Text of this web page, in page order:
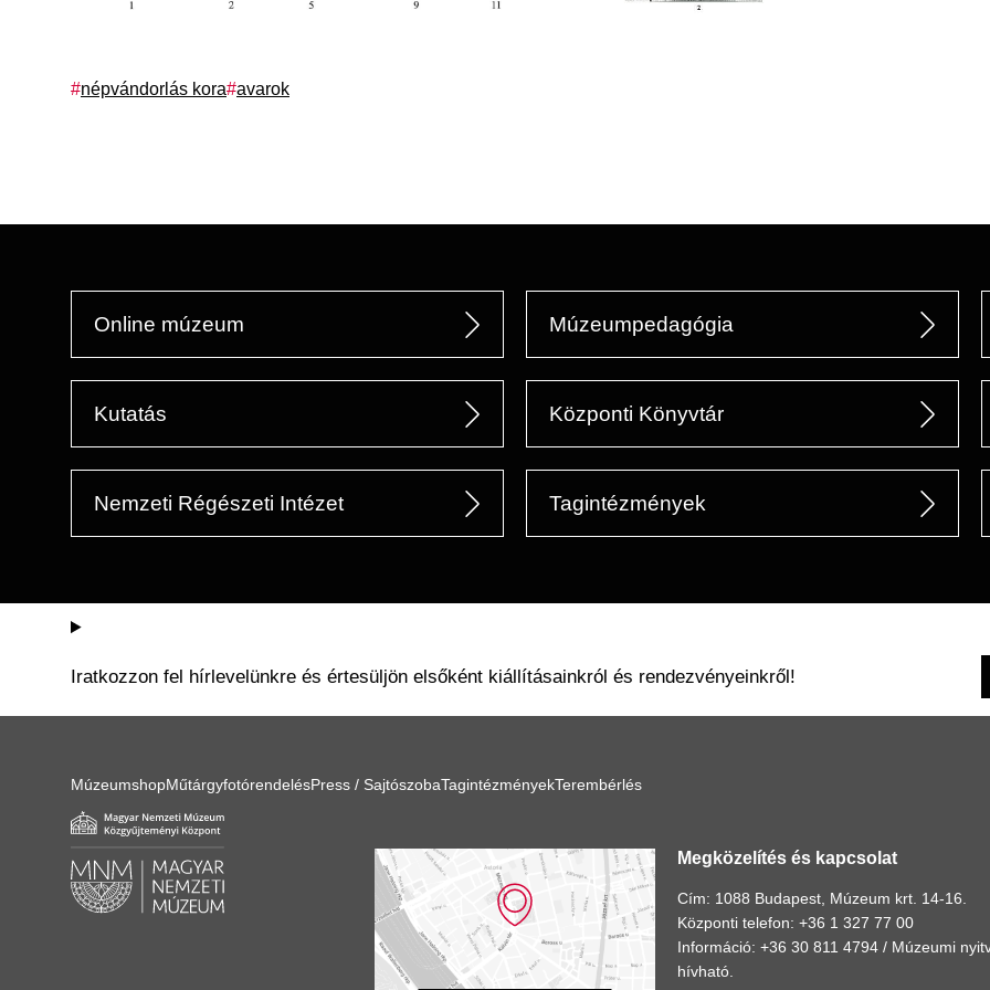
Címkék
népvándorlás kora avarok
Online múzeum Múzeumpedagógia
Kutatás Központi Könyvtár
Nemzeti Régészeti Intézet Tagintézmények
Iratkozzon fel hírlevelünkre és értesüljön elsőként kiállításainkról és rendezvényeinkről!
MúzeumshopMűtárgyfotórendelésPress / SajtószobaTagintézményekTerembérlés
Megközelítés és kapcsolat
Cím: 1088 Budapest, Múzeum krt. 14-16.
Központi telefon: +36 1 327 77 00
Információ: +36 30 811 4794 / Múzeumi
hívható.